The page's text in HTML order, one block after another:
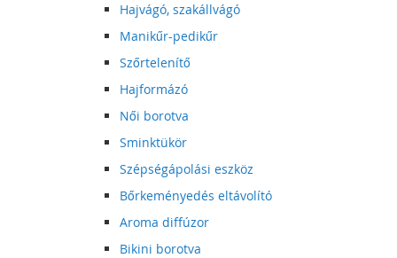
Hajvágó, szakállvágó
Manikűr-pedikűr
Szőrtelenítő
Hajformázó
Női borotva
Sminktükör
Szépségápolási eszköz
Bőrkeményedés eltávolító
Aroma diffúzor
Bikini borotva